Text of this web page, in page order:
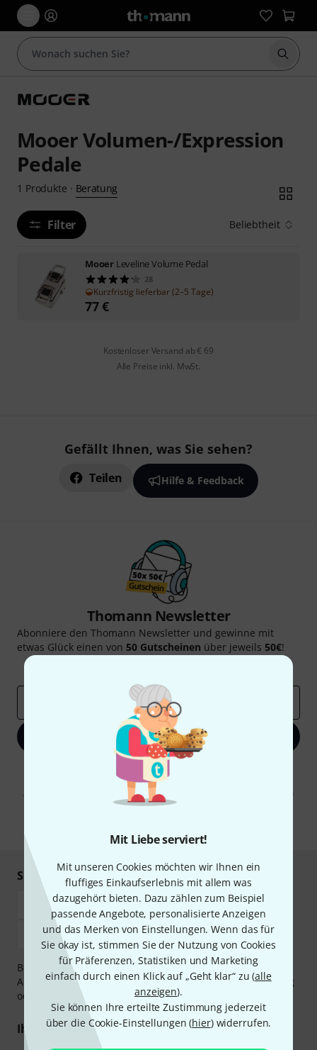
Mit Liebe serviert!
Mit unseren Cookies möchten wir Ihnen ein
fluffiges Einkaufserlebnis mit allem was
dazugehört bieten. Dazu zählen zum Beispiel
passende Angebote, personalisierte Anzeigen
und das Merken von Einstellungen. Wenn das für
Sie okay ist, stimmen Sie der Nutzung von Cookies
für Präferenzen, Statistiken und Marketing
einfach durch einen Klick auf „Geht klar“ zu (alle
anzeigen).
Sie können Ihre erteilte Zustimmung jederzeit
über die Cookie-Einstellungen (hier) widerrufen.
Suche
Mooer Volumen-/Expression
Pedale
1 Produkte · Beratung
Filter Beliebtheit
Mooer Leveline Volume Pedal
28
Kurzfristig lieferbar (2–5 Tage)
77€
Kostenloser Versand ab € 69
Alle Preise inkl. MwSt.
Gefällt Ihnen, was Sie sehen?
Teilen Hilfe & Feedback
Thomann Newsletter
Abonniere den Thomann Newsletter und gewinne mit
etwas Glück einen von 50 Gutscheinen über jeweils 50€!
Thomann Insights
Jetzt anmelden
Mit Klick auf „Jetzt anmelden“ stimmen Sie dem Erhalt von E-Mail-
Werbung und einer Messung des E-Mail-Nutzungsverhaltens zu. Die
Abmeldung ist jederzeit möglich. Weitere Informationen finden Sie in
unserenDatenschutzhinweisen
Sicher einkaufen & bezahlen
Bezahlen Sie vertraulich und sicher per Vorkasse, PayPal,
Amazon Pay, Klarna Sofort bezahlen,Klarna Ratenzahlung
oder Kreditkarte.
Ihre Vorteile